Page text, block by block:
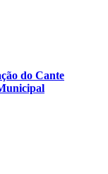
do Cante